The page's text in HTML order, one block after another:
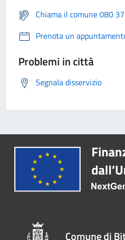
Chiama il comune 080
Prenota un
Problemi in città
Segnala disservizio
Comune di